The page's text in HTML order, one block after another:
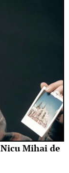
Mihai de